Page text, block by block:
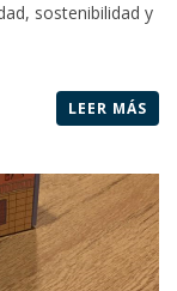
sostenibilidad y
LEER MÁS